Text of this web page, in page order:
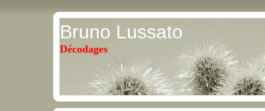
Bruno Lussato
Décodages